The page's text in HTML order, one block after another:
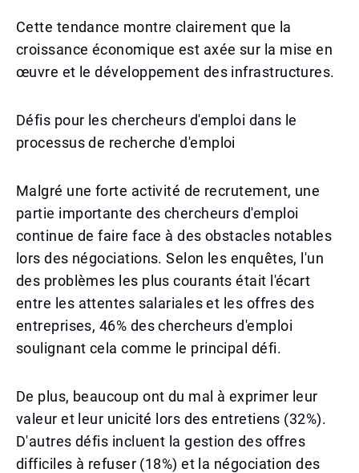
Cette tendance montre clairement que la
croissance économique est axée sur la mise en
œuvre et le développement des infrastructures.
Défis pour les chercheurs d'emploi dans le
processus de recherche d'emploi
Malgré une forte activité de recrutement, une
partie importante des chercheurs d'emploi
continue de faire face à des obstacles notables
lors des négociations. Selon les enquêtes, l'un
des problèmes les plus courants était l'écart
entre les attentes salariales et les offres des
entreprises, 46% des chercheurs d'emploi
soulignant cela comme le principal défi.
De plus, beaucoup ont du mal à exprimer leur
valeur et leur unicité lors des entretiens (32%).
D'autres défis incluent la gestion des offres
difficiles à refuser (18%) et la négociation des